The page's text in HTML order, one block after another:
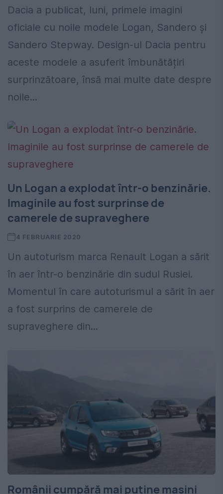
Dacia a publicat, luni, primele imagini
oficiale cu noile modele Logan, Sandero și
Sandero Stepway. Design-ul Dacia pentru
aceste modele a asuferit îmbunătățiri
surprinzătoare, însă mai multe date despre
noile...
Un Logan a explodat într-o benzinărie.
Imaginile au fost surprinse de
camerele de supraveghere
4 FEBRUARIE 2020
Un autoturism marca Renault Logan a sărit
în aer într-o benzinărie din sudul Rusiei.
Momentul în care autoturismul a sărit în aer
a fost surprins de camerele de
supraveghere din...
Românii cumpără mai puține mașini